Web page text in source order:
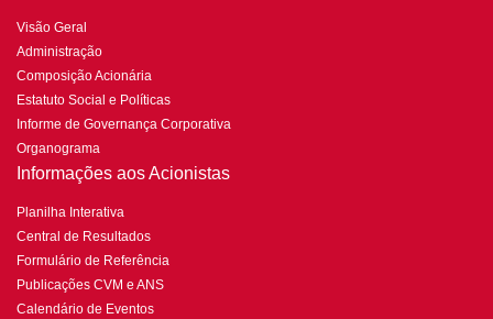
Visão Geral
Administração
Composição Acionária
Estatuto Social e Políticas
Informe de Governança Corporativa
Organograma
Informações aos Acionistas
Planilha Interativa
Central de Resultados
Formulário de Referência
Publicações CVM e ANS
Calendário de Eventos